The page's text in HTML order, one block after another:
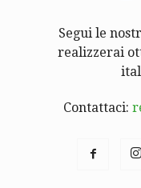
Segui le
realizzerai
Contattaci: